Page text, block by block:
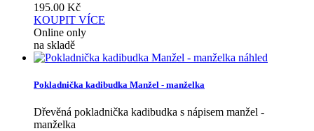
195.00 Kč
KOUPIT VÍCE
Online only
na skladě
náhled
Pokladnička kadibudka Manžel - manželka
Dřevěná pokladnička kadibudka s nápisem manžel -
manželka